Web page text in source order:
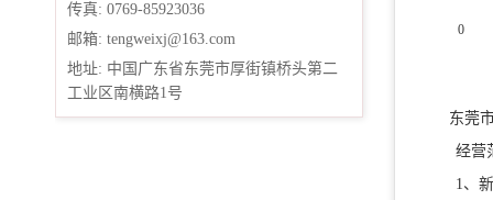
传真: 0769-85923036
邮箱: tengweixj@163.com
地址: 中国广东省东莞市厚街镇桥头第二
工业区南横路1号
0
东莞市
经营
1、新